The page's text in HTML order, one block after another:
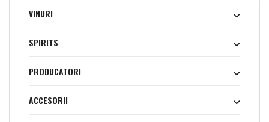
VINURI
SPIRITS
PRODUCATORI
ACCESORII